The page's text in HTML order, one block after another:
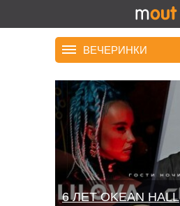
ВЕЧЕРИНКИ
6 ЛЕТ OKEAN HALL